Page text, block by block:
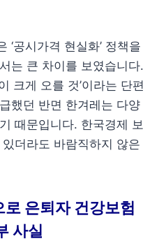
‘공시가격 현실화’ 정책을
는 큰 차이를 보였습니다.
크게 오를 것’이라는 단편
했던 반면 한겨레는 다양
때문입니다. 한국경제 보
더라도 바람직하지 않은
로 은퇴자 건강보험
사실